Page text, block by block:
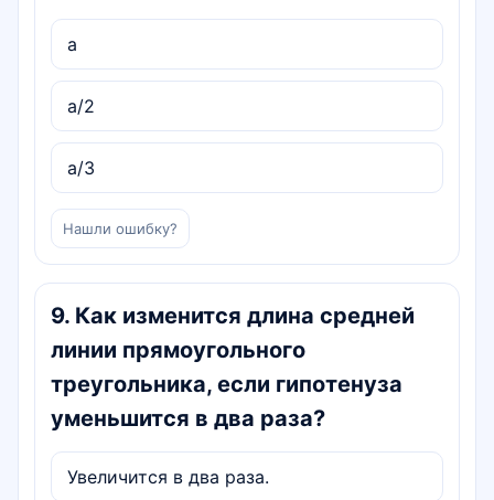
a
a/2
a/3
Нашли ошибку?
9. Как изменится длина средней
линии прямоугольного
треугольника, если гипотенуза
уменьшится в два раза?
Увеличится в два раза.